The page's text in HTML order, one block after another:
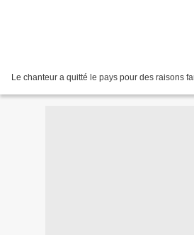
Le chan­teur a quitté le pays pour des raisons